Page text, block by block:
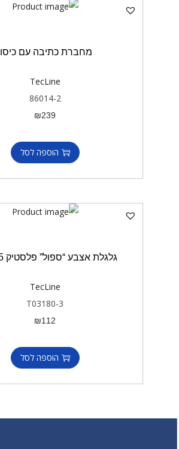
מחברת כתיבה עם כיסוי
TecLine
86014-2
₪239
הוספה לסל
גלגלת אצבע “ספול” פלסטיק 45 מטר
TecLine
T03180-3
₪112
הוספה לסל